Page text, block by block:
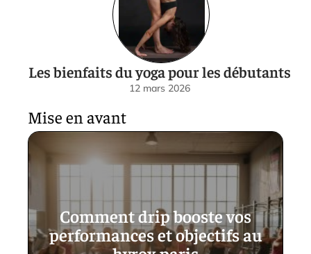
Les bienfaits du yoga pour les débutants
12 mars 2026
Mise en avant
Comment drip booste vos
performances et objectifs au